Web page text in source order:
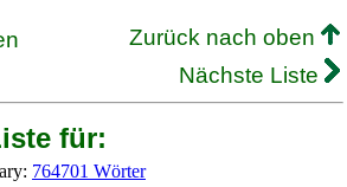
Zurück nach oben
Nächste Liste
für:
764701 Wörter